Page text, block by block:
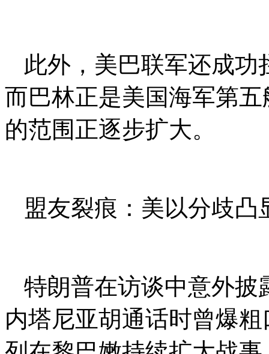
此外，美巴联军还成
而巴林正是美国海军第
的范围正逐步扩大。
盟友裂痕：美以分歧
特朗普在访谈中意外披
内塔尼亚胡通话时曾爆